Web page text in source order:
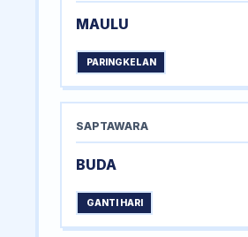
MAULU
PARINGKELAN
SAPTAWARA
BUDA
GANTI HARI